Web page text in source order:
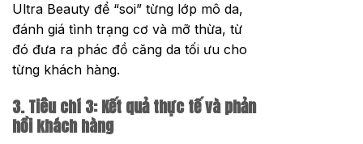
Ultra Beauty để “soi” từng lớp mô da,
đánh giá tình trạng cơ và mỡ thừa, từ
đó đưa ra phác đồ căng da tối ưu cho
từng khách hàng.
3. Tiêu chí 3: Kết quả thực tế và phản
hồi khách hàng